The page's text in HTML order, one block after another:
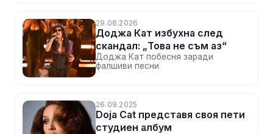
29.06.2026
Доджа Кат избухна след
скандал: „Това не съм аз“
Доджа Кат побесня заради
фалшиви песни
26.09.2025
Doja Cat представя своя пети
студиен албум